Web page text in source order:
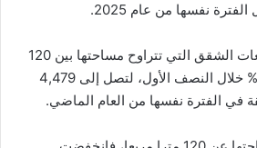
في المقابل، ارتفعت مبيعات الشقق التي تتراوح مساحتها بين 120
و150 مترا مربعا بنسبة 7% خلال النصف الأول، لتصل إلى 4,479